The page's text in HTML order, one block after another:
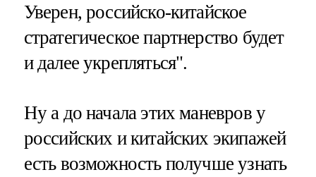
Уверен, российско-китайское
стратегическое партнерство будет
и далее укрепляться".
Ну а до начала этих маневров у
российских и китайских экипажей
есть возможность получше узнать